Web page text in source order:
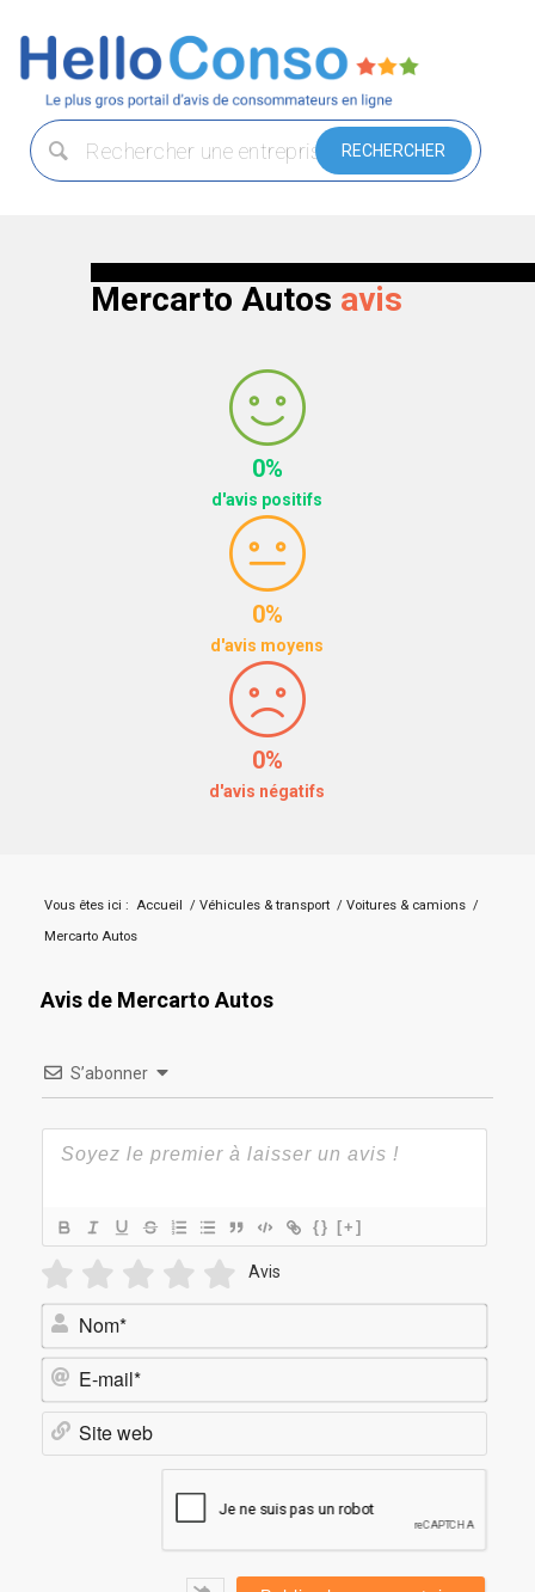
Mercarto Autos avis
0%
d'avis positifs
0%
d'avis moyens
0%
d'avis négatifs
Vous êtes ici : Accueil / Véhicules & transport / Voitures & camions /
Mercarto Autos
Avis de Mercarto Autos
S’abonner
{} [+]
Avis
Nom*
E-